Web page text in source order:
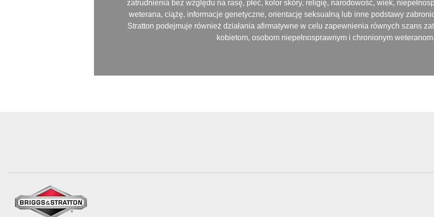
zatrudnienia bez względu na rasę, płeć, kolor skóry, religię, narodowość, wiek,
weterana, ciążę, informacje genetyczne, orientację seksualną lub inne podstawy
Stratton podejmuje również działania afirmatywne w celu zapewnienia równych szans
kobietom, osobom niepełnosprawnym i chronionym weteranom.